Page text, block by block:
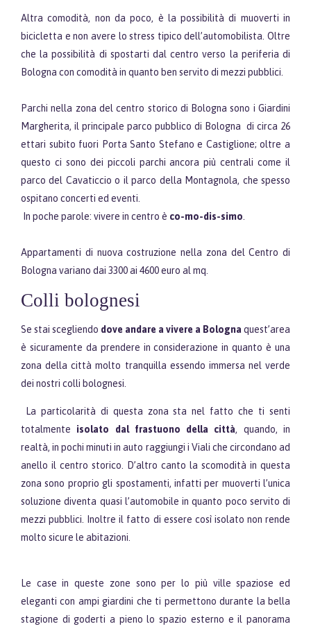
Altra comodità, non da poco, è la possibilità di muoverti in
bicicletta e non avere lo stress tipico dell’automobilista. Oltre
che la possibilità di spostarti dal centro verso la periferia di
Bologna con comodità in quanto ben servito di mezzi pubblici.
Parchi nella zona del centro storico di Bologna sono i Giardini
Margherita, il principale parco pubblico di Bologna di circa 26
ettari subito fuori Porta Santo Stefano e Castiglione; oltre a
questo ci sono dei piccoli parchi ancora più centrali come il
parco del Cavaticcio o il parco della Montagnola, che spesso
ospitano concerti ed eventi.
In poche parole: vivere in centro è co-mo-dis-simo
Appartamenti di nuova costruzione nella zona del Centro di
Bologna variano dai 3300 ai 4600 euro al mq.
Colli bolognesi
Se stai scegliendo dove andare a vivere a Bologna quest’area
è sicuramente da prendere in considerazione in quanto è una
zona della città molto tranquilla essendo immersa nel verde
dei nostri colli bolognesi.
La particolarità di questa zona sta nel fatto che ti senti
totalmente isolato dal frastuono della città, quando, in
realtà, in pochi minuti in auto raggiungi i Viali che circondano ad
anello il centro storico. D’altro canto la scomodità in questa
zona sono proprio gli spostamenti, infatti per muoverti l’unica
soluzione diventa quasi l’automobile in quanto poco servito di
mezzi pubblici. Inoltre il fatto di essere così isolato non rende
molto sicure le abitazioni.
Le case in queste zone sono per lo più ville spaziose ed
eleganti con ampi giardini che ti permettono durante la bella
stagione di goderti a pieno lo spazio esterno e il panorama